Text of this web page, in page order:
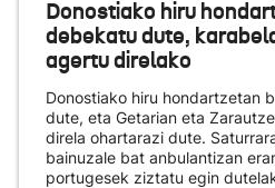
Donostiako hiru
debekatu dute,
agertu direlako
Donostiako hiru hondartzetan
dute, eta Getarian eta
direla ohartarazi dute.
bainuzale bat anbulantizan
portugesek ziztatu egin